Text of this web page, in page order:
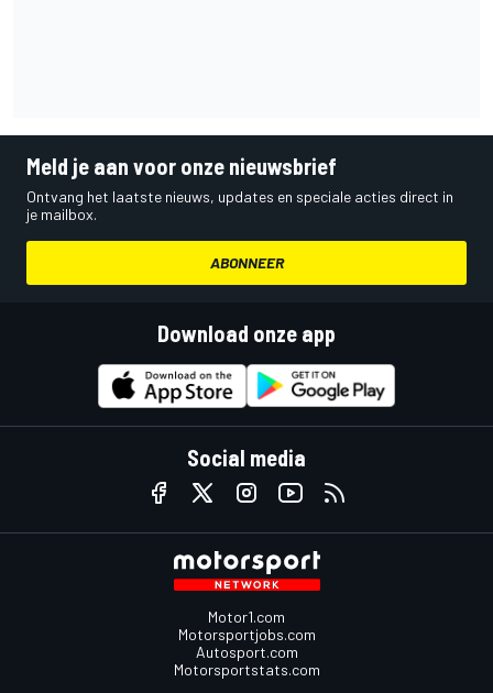
Meld je aan voor onze nieuwsbrief
Ontvang het laatste nieuws, updates en speciale acties direct in
je mailbox.
ABONNEER
Download onze app
Social media
Motor1.com
Motorsportjobs.com
Autosport.com
Motorsportstats.com